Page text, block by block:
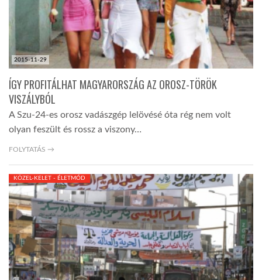
2015-11-29
ÍGY PROFITÁLHAT MAGYARORSZÁG AZ OROSZ-TÖRÖK
VISZÁLYBÓL
A Szu-24-es orosz vadászgép lelövésé óta rég nem volt
olyan feszült és rossz a viszony…
FOLYTATÁS →
KÖZEL-KELET - ÉLETMÓD